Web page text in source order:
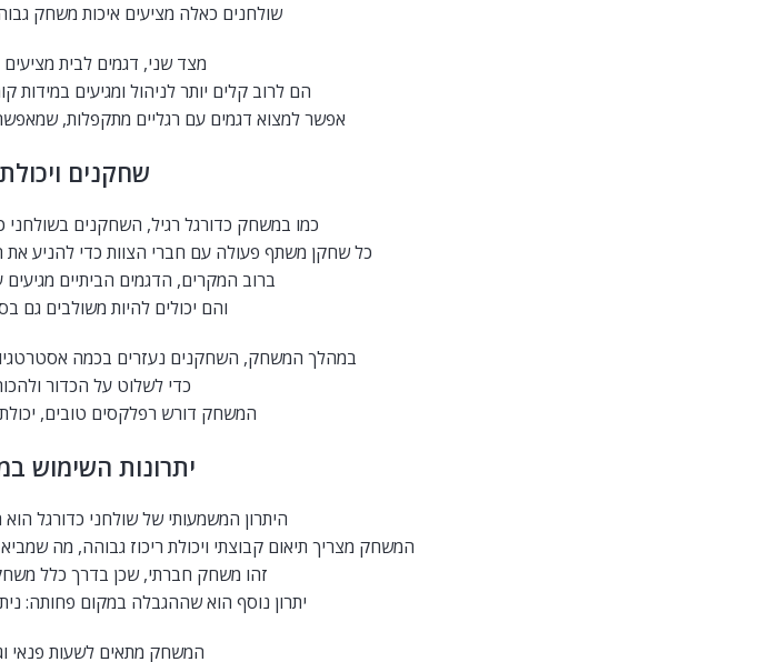
שולחנים כאלה מציעים איכות משחק
מצד שני, דגמים לבית
הם לרוב קלים יותר לניהול ומגיעים
אפשר למצוא דגמים עם רגליים מתקפלות,
שחקנים
כמו במשחק כדורגל רגיל, השחקנים בשולחני
כל שחקן משתף פעולה עם חברי הצוות כדי להניע
ברוב המקרים, הדגמים הביתיים
והם יכולים להיות משולבים גם
במהלך המשחק, השחקנים נעזרים בכמה
כדי לשלוט על הכדור ולהכות
המשחק דורש רפלקסים טובים, יכולת
יתרונות השימוש
היתרון המשמעותי של שולחני כדורגל
המשחק מצריך תיאום קבוצתי ויכולת ריכוז גבוהה, מה
זהו משחק חברתי, שכן בדרך כלל
יתרון נוסף הוא שההגבלה במקום פחותה:
המשחק מתאים לשעות פנאי